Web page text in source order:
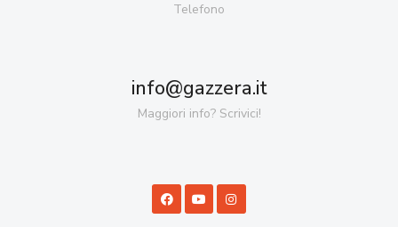
Telefono
info@gazzera.it
Maggiori info? Scrivici!